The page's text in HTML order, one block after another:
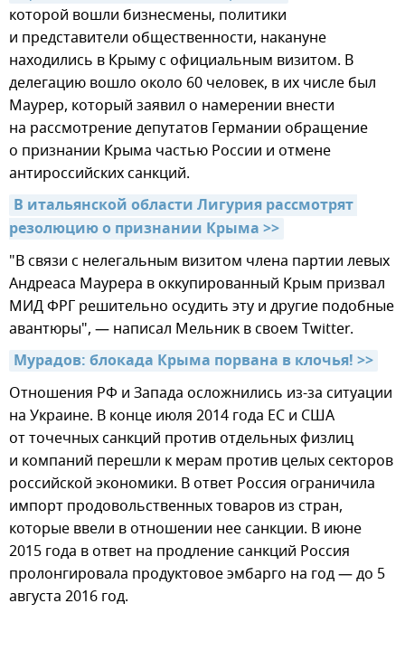
которой вошли бизнесмены, политики
и представители общественности, накануне
находились в Крыму с официальным визитом. В
делегацию вошло около 60 человек, в их числе был
Маурер, который заявил о намерении внести
на рассмотрение депутатов Германии обращение
о признании Крыма частью России и отмене
антироссийских санкций.
В итальянской области Лигурия рассмотрят
резолюцию о признании Крыма >>
"В связи с нелегальным визитом члена партии левых
Андреаса Маурера в оккупированный Крым призвал
МИД ФРГ решительно осудить эту и другие подобные
авантюры", — написал Мельник в своем Twitter.
Мурадов: блокада Крыма порвана в клочья! >>
Отношения РФ и Запада осложнились из-за ситуации
на Украине. В конце июля 2014 года ЕС и США
от точечных санкций против отдельных физлиц
и компаний перешли к мерам против целых секторов
российской экономики. В ответ Россия ограничила
импорт продовольственных товаров из стран,
которые ввели в отношении нее санкции. В июне
2015 года в ответ на продление санкций Россия
пролонгировала продуктовое эмбарго на год — до 5
августа 2016 год.